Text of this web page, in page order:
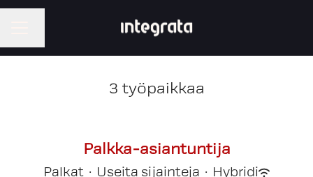
3 työpaikkaa
Palkka-asiantuntija
Palkat · Useita sijainteja · Hybridi